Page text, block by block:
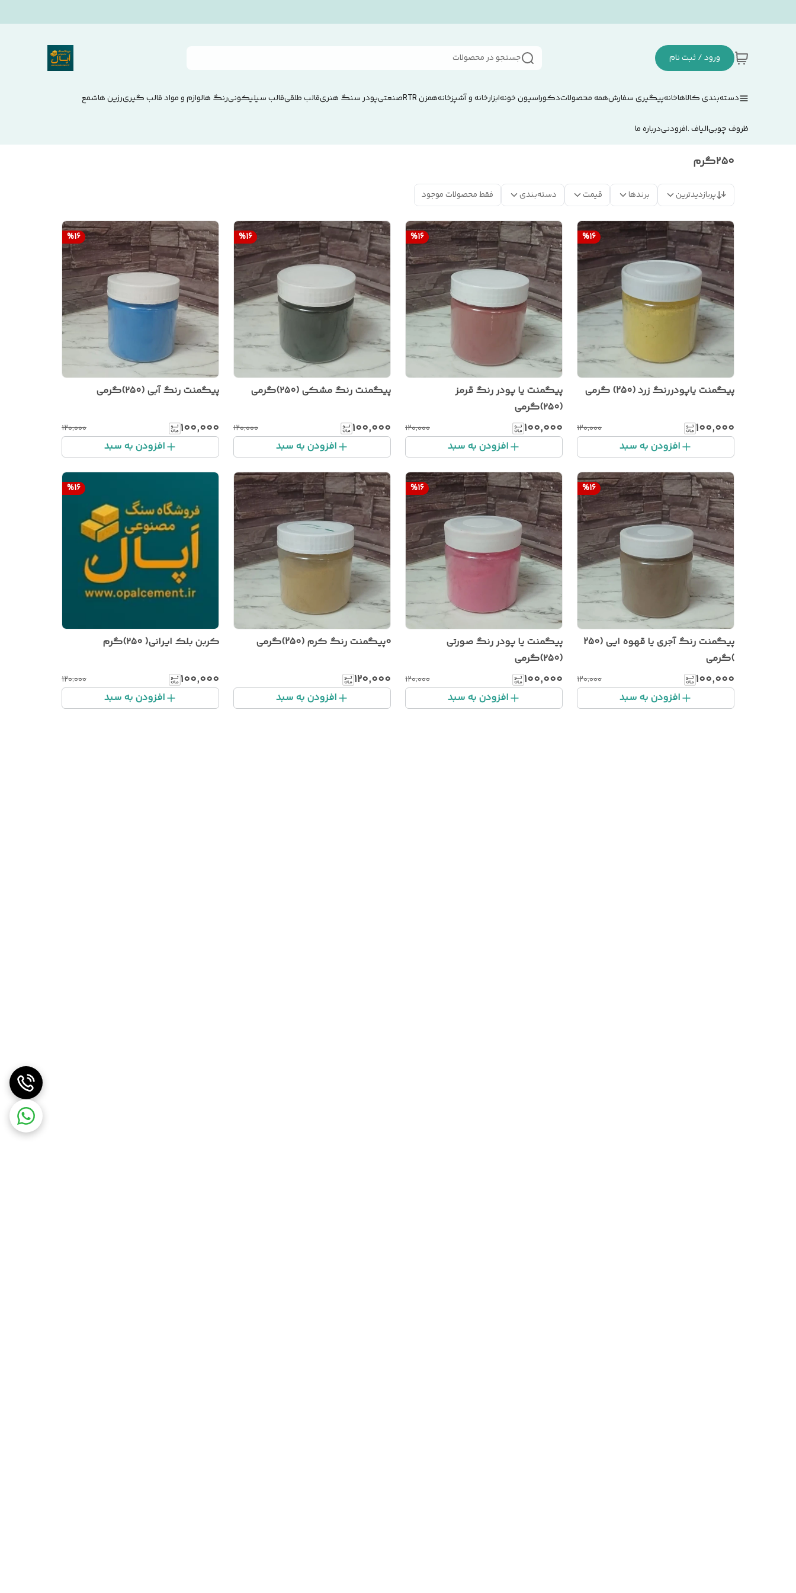
ورود / ثبت نام جستجو در محصولات
دسته‌بندی کالاهاخانهپیگیری سفارشهمه محصولاتدکوراسیون خونهابزارخانه و آشپزخانههمزن RTRصنعتی پودر سنگ هنریقالب طلقیقالب سیلیکونیرنگ هالوازم و مواد قالب گیریرزین هاشمع
ظروف چوبیالیاف .افزودنیدرباره ما
۲۵۰گرم
پربازدیدترین برندها قیمت دسته‌بندی فقط محصولات موجود
%16
پیگمنت یاپودررنگ زرد (250) گرمی
۱۰۰٬۰۰۰ ۱۲۰٬۰۰۰
افزودن به سبد
%16
پیگمنت یا پودر رنگ قرمز
(۲۵۰)گرمی
۱۰۰٬۰۰۰ ۱۲۰٬۰۰۰
افزودن به سبد
%16
پیگمنت رنگ مشکی (۲۵۰)گرمی
۱۰۰٬۰۰۰ ۱۲۰٬۰۰۰
افزودن به سبد
%16
پیگمنت رنگ آبی (۲۵۰)گرمی
۱۰۰٬۰۰۰ ۱۲۰٬۰۰۰
افزودن به سبد
%16
پیگمنت رنگ آجری یا قهوه ایی (250
)گرمی
۱۰۰٬۰۰۰ ۱۲۰٬۰۰۰
افزودن به سبد
%16
پیگمنت یا پودر رنگ صورتی
(۲۵۰)گرمی
۱۰۰٬۰۰۰ ۱۲۰٬۰۰۰
افزودن به سبد
0پیگمنت رنگ کرم (250)گرمی
۱۲۰٬۰۰۰
افزودن به سبد
%16
کربن بلک ایرانی( ۲۵۰)گرم
۱۰۰٬۰۰۰ ۱۲۰٬۰۰۰
افزودن به سبد